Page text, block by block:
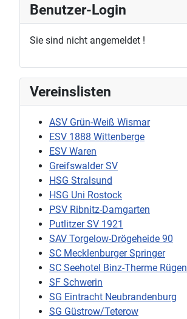
Benutzer-Login
Sie sind nicht angemeldet !
Vereinslisten
ASV Grün-Weiß Wismar
ESV 1888 Wittenberge
ESV Waren
Greifswalder SV
HSG Stralsund
HSG Uni Rostock
PSV Ribnitz-Damgarten
Putlitzer SV 1921
SAV Torgelow-Drögeheide 90
SC Mecklenburger Springer
SC Seehotel Binz-Therme Rügen
SF Schwerin
SG Eintracht Neubrandenburg
SG Güstrow/Teterow